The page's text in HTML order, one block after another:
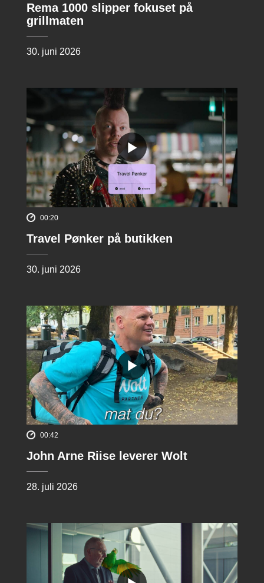
Rema 1000 slipper fokuset på
grillmaten
30. juni 2026
00:20
Travel Pønker på butikken
30. juni 2026
00:42
John Arne Riise leverer Wolt
28. juli 2026